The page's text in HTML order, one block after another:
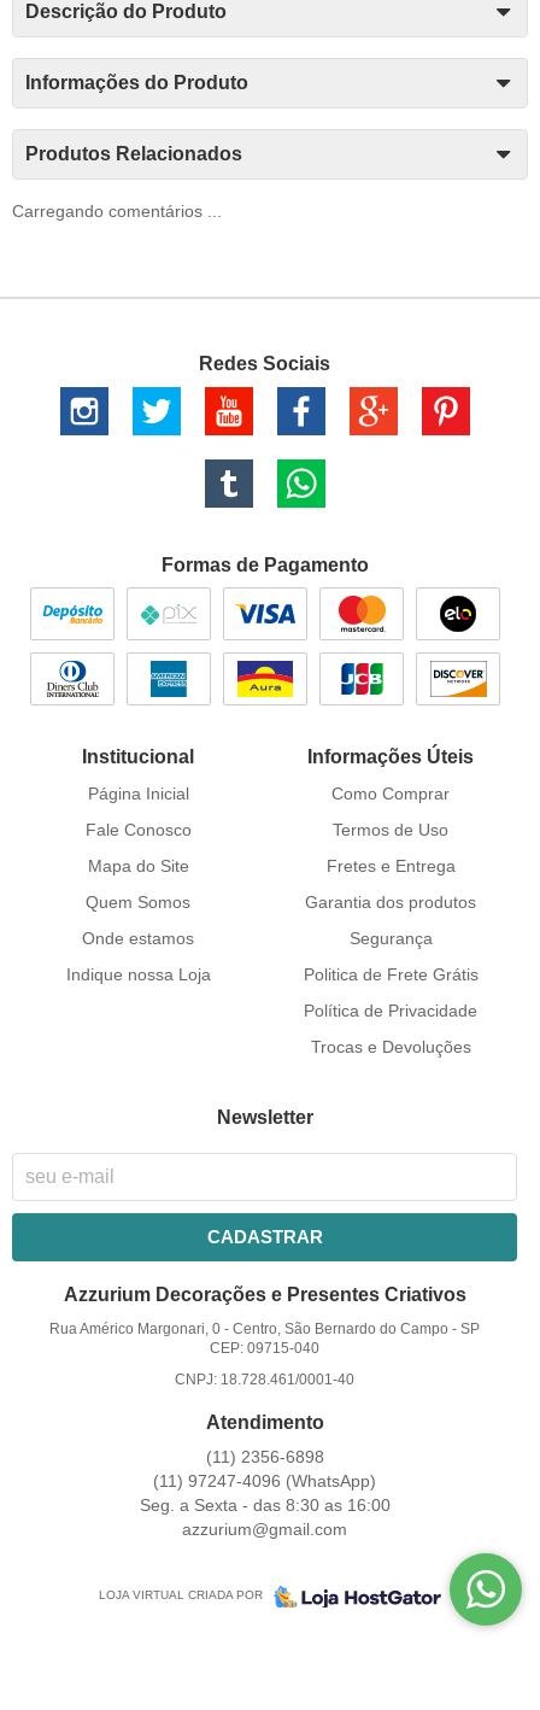
Descrição do Produto
Informações do Produto
Produtos Relacionados
Carregando comentários ...
Redes Sociais
Formas de Pagamento
Institucional
Página Inicial
Fale Conosco
Mapa do Site
Quem Somos
Onde estamos
Indique nossa Loja
Informações Úteis
Como Comprar
Termos de Uso
Fretes e Entrega
Garantia dos produtos
Segurança
Politica de Frete Grátis
Política de Privacidade
Trocas e Devoluções
Newsletter
CADASTRAR
Azzurium Decorações e Presentes Criativos
Rua Américo Margonari, 0 -Centro, São Bernardo do Campo -SP
CEP: 09715-040
CNPJ: 18.728.461/0001-40
Atendimento
(11) 2356-6898
(11) 97247-4096 (WhatsApp)
Seg. a Sexta - das 8:30 as 16:00
azzurium@gmail.com
LOJA VIRTUAL CRIADA POR